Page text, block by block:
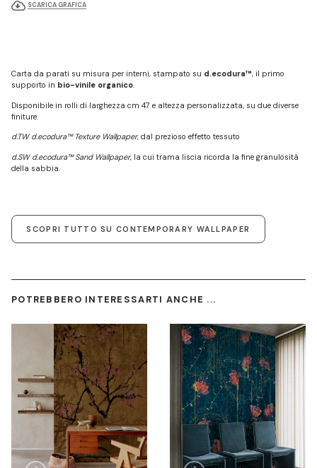
SCARICA GRAFICA
Carta da parati su misura per interni, stampato su d.ecodura™, il primo
supporto in bio-vinile organico.
Disponibile in rolli di larghezza cm 47 e altezza personalizzata, su due diverse
finiture:
d.TW d.ecodura™ Texture Wallpaper, dal prezioso effetto tessuto
d.SW d.ecodura™ Sand Wallpaper, la cui trama liscia ricorda la fine granulosità
della sabbia.
SCOPRI TUTTO SU CONTEMPORARY WALLPAPER
POTREBBERO INTERESSARTI ANCHE ...